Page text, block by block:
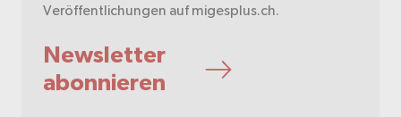
Veröffentlichungen auf migesplus.ch.
Newsletter
abonnieren